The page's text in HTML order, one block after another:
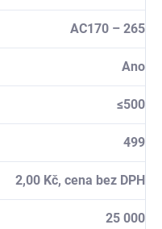
AC170 – 265
Ano
≤500
499
2,00 Kč, cena bez DPH
25 000